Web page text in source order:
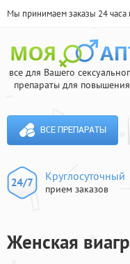
Мы принимаем заказы 24 часа
все для Вашего
препараты для
ВСЕ ПРЕПАРАТЫ
Круглосуточный
прием заказов
Женская